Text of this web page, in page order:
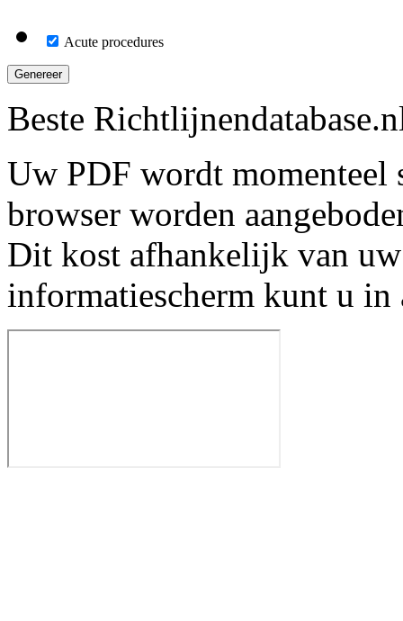
Acute procedures
Genereer
Beste
Uw PDF wordt momenteel
browser worden
Dit kost afhankelijk van
informatiescherm kunt u